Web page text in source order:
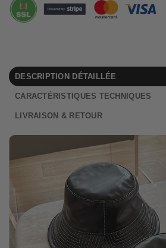
DESCRIPTION DÉTAILLÉE
CARACTÉRISTIQUES TECHNIQUES
LIVRAISON & RETOUR